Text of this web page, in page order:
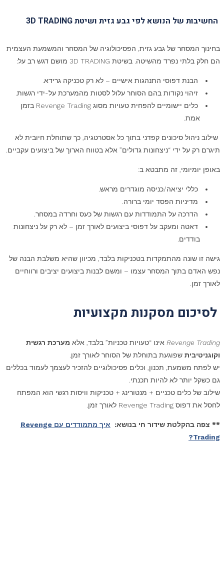
החשיבות של הנושא לפי גבע גזית ושיטת 3D TRADING
בחינוך המסחר של גבע גזית, הפסיכולוגיה של המסחר והמשמעת העצמית
הם חלק בלתי נפרד מהשיטה. בשיטת 3D TRADING מושם דגש רב על:
הבנת דפוסי התנהגות אישיים – לא רק טכניקה גרידא.
זיהוי נקודות בהם הסוחר עלול לסטות מהמערכת על-ידי רגשות.
כלים יישומיים להפחית טעויות מסוג Revenge Trading בזמן
אמת.
שילוב ניהול סיכונים קפדני בתוך כל אסטרטגיה, כך שתוחלת חיובית לא
תיגרם רק על ידי “ניצחונות גדולים” אלא בטווח הארוך של ביצועים עקביים.
באופן יומיומי, זה מתבטא ב:
כללי יציאה/כניסה מוגדרים מראש.
מדיניות הפסד יומי ברורה.
הדרכה על התמודדות עם רגשות של כעס וחרדה במסחר.
דאטה ומעקב על דפוסי ביצועים לאורך זמן – לא רק על ניצחונות
בודדים.
גישה זו שונה מהתמקדות בטכניקות בלבד, מכיוון שהיא משלבת הבנה של
נפש האדם בתוך המסחר עצמו – ומשם לבנות ביצועים יציבים ורווחיים
לאורך זמן.
לסיכום מסקנות מקצועיות
Revenge Trading אינו “טעויות טכניות” בלבד, אלא מערכת רגשית
וקוגניטיבית שפוגעת בתוחלת של הסוחר לאורך זמן.
יש לפתח משמעת, תכנון, וכלים פסיכולוגיים להזכיר לעצמך לעמוד בכללים
גם כשקל יותר לא להיות תכנתי.
שילוב של כלים טכניים + מנטורינג + טכניקות וויסות רגשי הוא המפתח
לחסל את דפוס Revenge Trading לאורך זמן.
** צפה בהקלטת שידור חי בנושא:
איך מתמודדים עם Revenge
Trading?